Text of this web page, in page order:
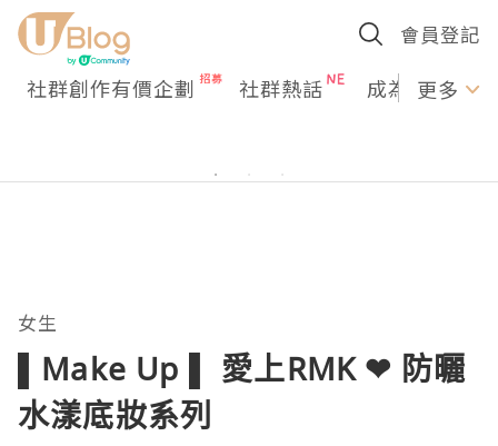
會員登記
社群創作有價企劃 社群熱話 成為U更多
女生
▌Make Up ▌ 愛上RMK ❤ 防曬
水漾底妝系列